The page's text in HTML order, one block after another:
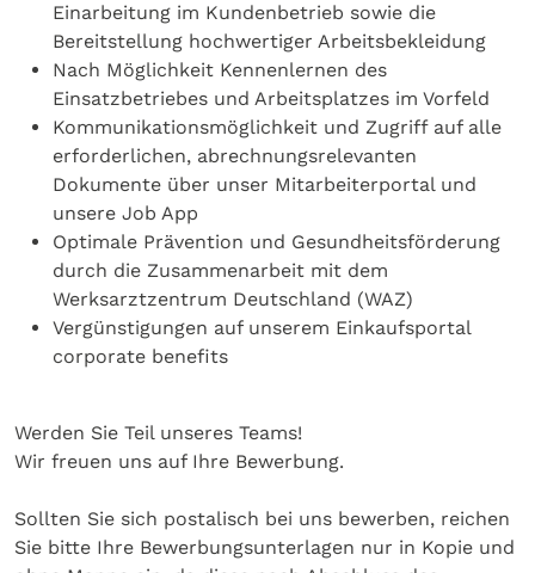
Einarbeitung im Kundenbetrieb sowie die
Bereitstellung hochwertiger Arbeitsbekleidung
Nach Möglichkeit Kennenlernen des
Einsatzbetriebes und Arbeitsplatzes im Vorfeld
Kommunikationsmöglichkeit und Zugriff auf alle
erforderlichen, abrechnungsrelevanten
Dokumente über unser Mitarbeiterportal und
unsere Job App
Optimale Prävention und Gesundheitsförderung
durch die Zusammenarbeit mit dem
Werksarztzentrum Deutschland (WAZ)
Vergünstigungen auf unserem Einkaufsportal
corporate benefits
Werden Sie Teil unseres Teams!
Wir freuen uns auf Ihre Bewerbung.
Sollten Sie sich postalisch bei uns bewerben, reichen
Sie bitte Ihre Bewerbungsunterlagen nur in Kopie und